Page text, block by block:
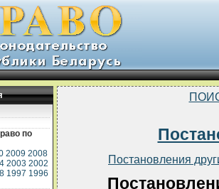
по
2009 2008
2003 2002
1997 1996
Постановления